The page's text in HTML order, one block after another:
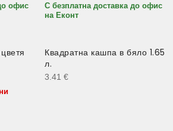
офис
С безплатна доставка до офис
на Еконт
Квадратна кашпа в бяло 1.65
л.
3.41 €